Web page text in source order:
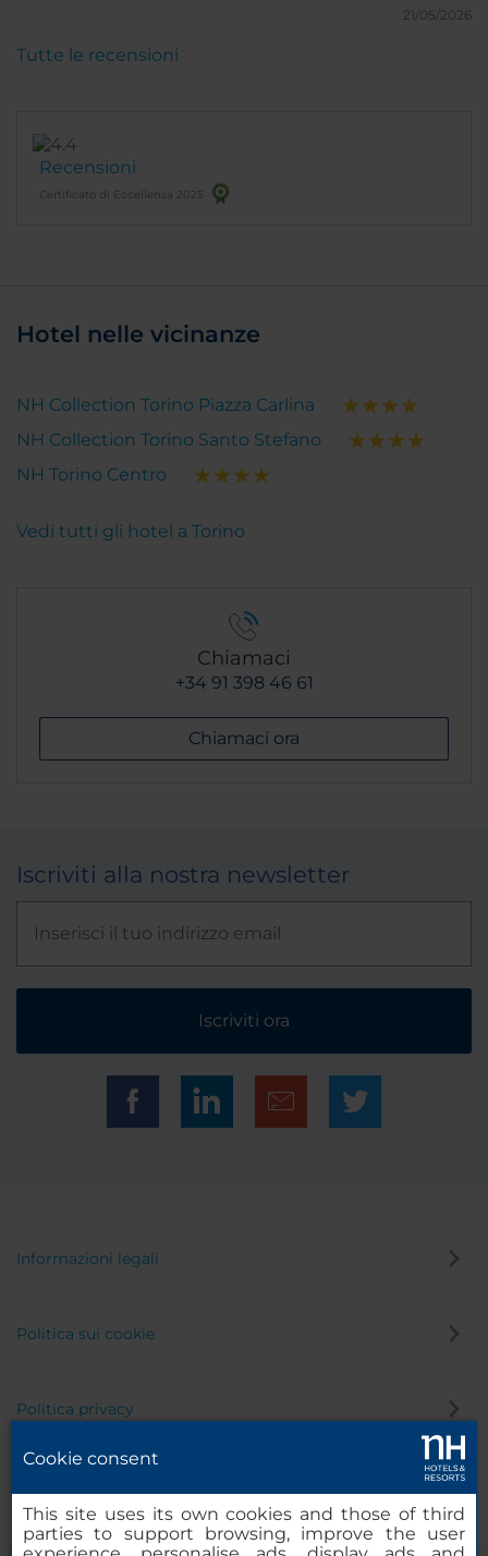
21/05/2026
Recensioni
Certificato di Eccellenza 2025
Tutte le recensioni
Hotel nelle vicinanze
NH Collection Torino Piazza Carlina
NH Collection Torino Santo Stefano
NH Torino Centro
Vedi tutti gli hotel a Torino
Chiamaci
+34 91 398 46 61
Chiamaci ora
Iscriviti alla nostra newsletter
Iscriviti ora
Informazioni legali
Politica sui cookie
Politica privacy
Cookie consent
This site uses its own cookies and those of third
parties to support browsing, improve the user